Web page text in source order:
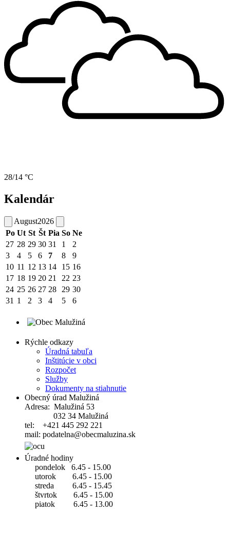
28/14 °C
Kalendár
August2026
Po Ut St Št Pia So Ne
27 28 29 30 31 1
2
3
4 5 6 7 8
9
10 11 12 13 14 15 16
17 18 19 20 21 22 23
24 25 26 27 28 29 30
31 1 2 3 4 5 6
Rýchle odkazy
Úradná tabuľa
Inštitúcie v obci
Rozpočet
Služby
Dokumenty na stiahnutie
Obecný úrad Malužiná
Adresa: Malužiná 53
032 34 Malužiná
tel: +421 445 292 221
mail: podatelna@obecmaluzina.sk
Úradné hodiny
pondelok 6.45 - 15.00
utorok 6.45 - 15.00
streda 6.45 - 15.45
štvrtok 6.45 - 15.00
piatok 6.45 - 13.00